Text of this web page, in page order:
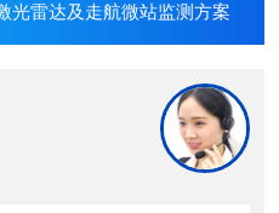
光雷达及走航微站监测方案